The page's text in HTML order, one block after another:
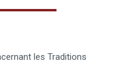
les Traditions